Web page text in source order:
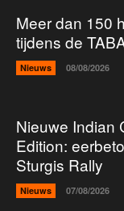
Meer dan 150
tijdens de
Nieuws 08/08/2026
Nieuwe Indian
Edition:
Sturgis Rally
Nieuws 07/08/2026